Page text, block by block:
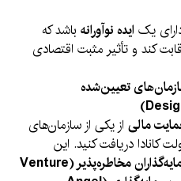
یک ایده نوآورانه باشد که
رقابت کند و تأثیر مثبت اقتصادی
تعیین‌شده
مالی از یکی از سازمان‌های
کانادا دریافت کنید. این
سرمایه‌گذاران مخاطره‌پذیر (Venture